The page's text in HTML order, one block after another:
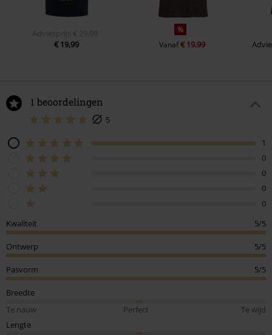
Adviesprijs
€ 29,99
€ 19,99
%
Vanaf€ 19,99
1 beoordelingen
5
1
0
0
0
0
Kwaliteit
5/5
Ontwerp 5/5
Pasvorm 5/5
Breedte
Te nauw
Perfect
Te wijd
Lengte